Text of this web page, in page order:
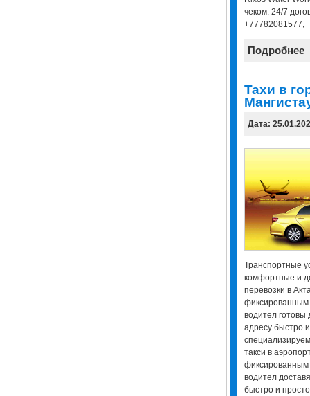
чеком. 24/7
+77782081577,
Подробнее
Taxи в
Дата:
Транспортные
комфортные и
перевозки в
водител готовы
адресу быстро
такси в
водител
быстро и